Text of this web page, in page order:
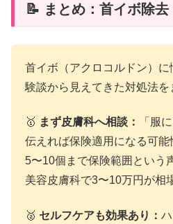
📝 まとめ：首イボ除
首イボ（アクロコルドン）
験談から見えてきた対処法を
🥇 まず皮膚科へ相談：
「服
伝えれば保険適用になる可能
5〜10個まで保険範囲という
美容皮膚科で3〜10万円が相
🥈 セルフケアも効果あり：